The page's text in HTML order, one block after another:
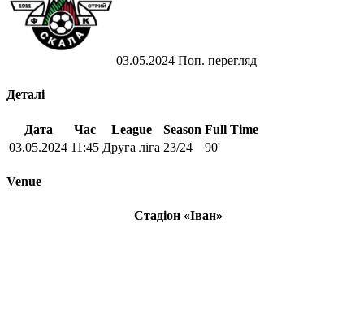
03.05.2024 Поп. перегляд
Деталі
Дата Час League Season Full Time
03.05.2024 11:45 Друга ліга 23/24 90'
Venue
Стадіон «Іван»